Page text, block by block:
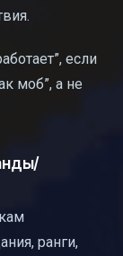
если
моб”, а не
ранги,